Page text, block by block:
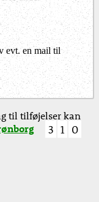
evt. en mail til
til tilføjelser kan
3 1 0